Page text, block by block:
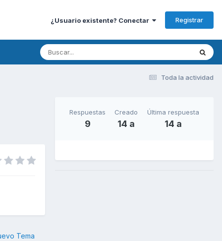
¿Usuario existente? Conectar Registrar
Toda la actividad
Tema
Respuestas
9
Creado
14 a
Última respuesta
14 a